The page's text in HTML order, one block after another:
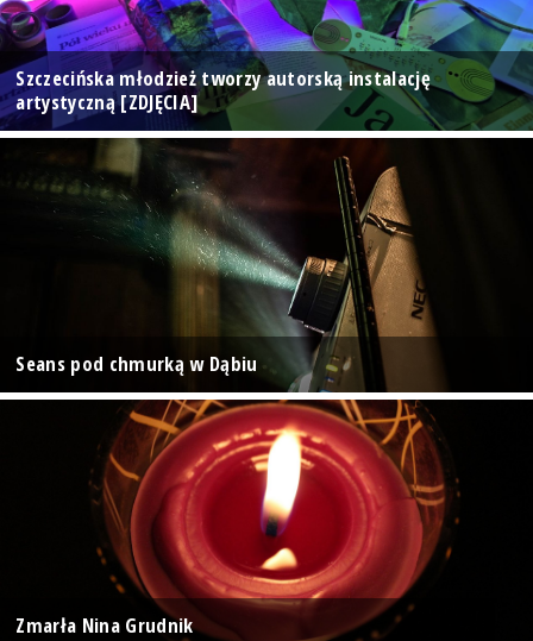
Szczecińska młodzież tworzy autorską instalację
artystyczną [ZDJĘCIA]
Seans pod chmurką w Dąbiu
Zmarła Nina Grudnik